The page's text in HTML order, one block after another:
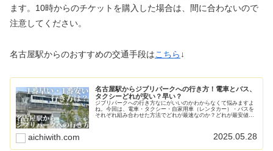
ます。10時からのチケットを購入した場合は、間に合わないので
注意してください。
名古屋駅からのおすすめの交通手段はこちら ↓
名古屋駅からジブリパークへの行き方！電車とバス、
タクシーどれが安い？早い？
ジブリパークへの行き方なにがいいのかわからなくて悩みますよ
ね。今回は、電車・タクシー・自家用車（レンタカー）・バスを
それぞれ組み合わせた方法でどれが最速なのか？どれが最安値な
aichiwith.com 2025.05.28